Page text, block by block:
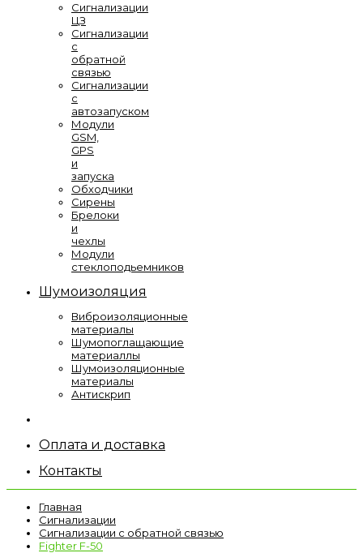
Сигнализации
ЦЗ
Сигнализации
с
обратной
связью
Сигнализации
с
автозапуском
Модули
GSM,
GPS
и
запуска
Обходчики
Сирены
Брелоки
и
чехлы
Модули
стеклоподьемников
Шумоизоляция
Виброизоляционные
материалы
Шумопоглащающие
материаллы
Шумоизоляционные
материалы
Антискрип
Оплата и доставка
Контакты
Главная
Сигнализации
Сигнализации с обратной связью
Fighter F-50